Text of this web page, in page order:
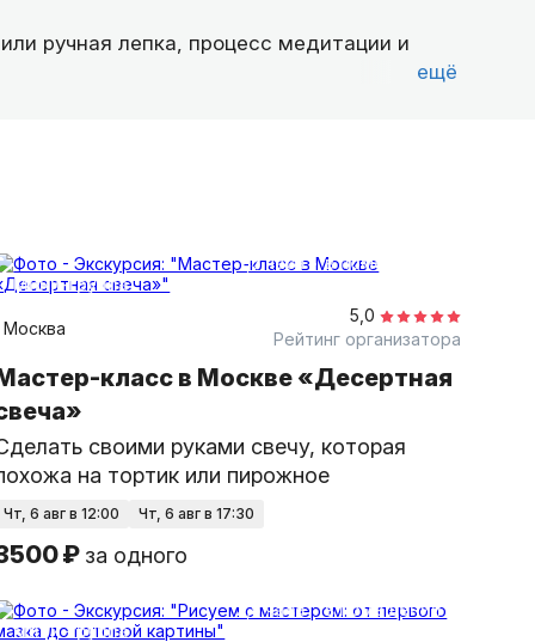
ручная лепка, процесс медитации и
ещё
1,5 часа
в помещении
Мини-группа
Москва
5,0
Рейтинг организатора
класс в Москве «Десертная
своими руками свечу, которая
на тортик или пирожное
чт, 6 авг в 12:00 чт, 6 авг в 17:30
₽ за одного
2,5 часа
в помещении
Мини-группа